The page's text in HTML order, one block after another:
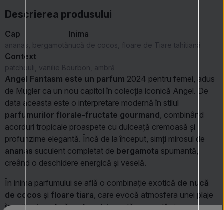
Descrierea produsului
Cap
ananas, bergamotă
Inima
nucă de cocos, floare de Tiare tahitiană
Context
patchouli, vanilie Bourbon, ambră
Angel Fantasm este un parfum 2024 pentru femei, adus
de Mugler ca un nou capitol în colecția iconică Angel. De
data aceasta este o interpretare modernă în stilul
parfumurilor florale-fructate gourmand, combinând
acorduri tropicale proaspete cu dulceață cremoasă și
profunzime elegantă. Încă de la început, simți mirosul de
ananas suculent completat de bergamota spumantă,
creând o deschidere energică și veselă.
În inima parfumului se află o combinație exotică de nucă
de cocos și floare tiara, care evocă atmosfera unei plaje
însorite și conferă parfumului o notă senzuală și ușor